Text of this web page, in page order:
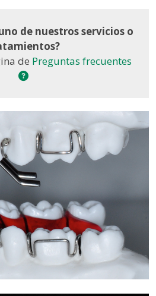
de nuestros servicios o
de Preguntas frecuentes